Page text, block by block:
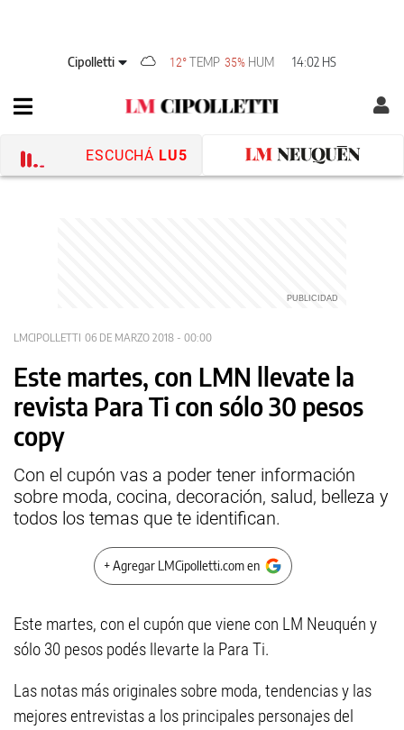
Cipolletti 12° TEMP 35% HUM 14:02 HS
ESCUCHÁ LU5
LMCIPOLLETTI 06 DE MARZO 2018 - 00:00
Este martes, con LMN llevate la
revista Para Ti con sólo 30 pesos
copy
Con el cupón vas a poder tener información
sobre moda, cocina, decoración, salud, belleza y
todos los temas que te identifican.
+ Agregar LMCipolletti.com en
Este martes, con el cupón que viene con LM Neuquén y
sólo 30 pesos podés llevarte la Para Ti.
Las notas más originales sobre moda, tendencias y las
mejores entrevistas a los principales personajes del